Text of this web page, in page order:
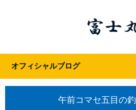
オフィシャルブログ
午前コマセ五目の釣